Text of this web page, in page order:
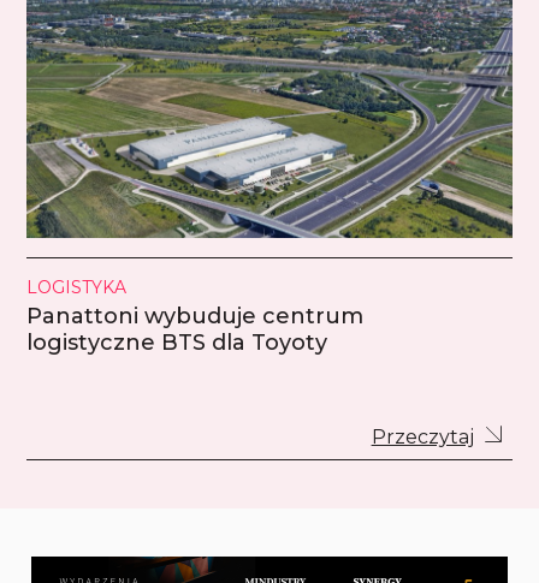
LOGISTYKA
Panattoni wybuduje centrum
logistyczne BTS dla Toyoty
Przeczytaj